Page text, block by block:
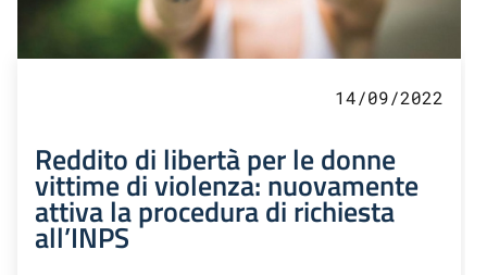
14/09/2022
Reddito di libertà per le donne
vittime di violenza: nuovamente
attiva la procedura di richiesta
all’INPS